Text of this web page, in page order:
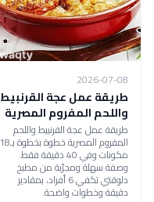
2026-07-08
طريقة عمل عجة القرنبيط
واللحم المفروم المصرية
طريقة عمل عجة القرنبيط واللحم
المفروم المصرية خطوة بخطوة بـ18
مكونات وفي 40 دقيقة فقط.
وصفة سهلة ومجرّبة من مطبخ
دلوقتي تكفي 6 أفراد، بمقادير
دقيقة وخطوات واضحة.